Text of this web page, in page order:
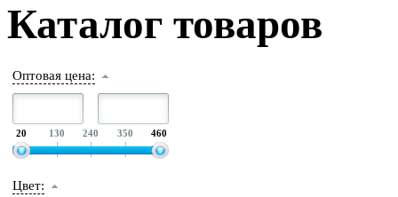
Каталог товаров
Оптовая цена:
20 130 240 350 460
Цвет: